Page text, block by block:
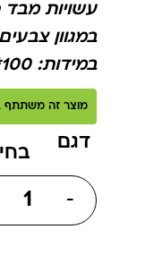
עשויות מבד
במגוון צבעים
במידות: 100*100 ס'מ
מוצר זה משתתף
דגם
-